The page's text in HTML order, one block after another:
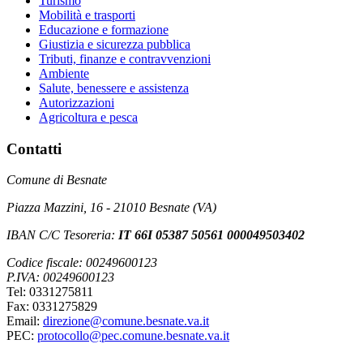
Mobilità e trasporti
Educazione e formazione
Giustizia e sicurezza pubblica
Tributi, finanze e contravvenzioni
Ambiente
Salute, benessere e assistenza
Autorizzazioni
Agricoltura e pesca
Contatti
Comune di Besnate
Piazza Mazzini, 16 - 21010 Besnate (VA)
IBAN C/C Tesoreria: IT 66I 05387 50561 000049503402
Codice fiscale: 00249600123
P.IVA: 00249600123
Tel: 0331275811
Fax: 0331275829
Email: direzione@comune.besnate.va.it
PEC: protocollo@pec.comune.besnate.va.it